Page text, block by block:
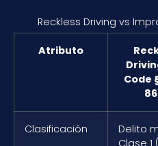
Reckless Driving vs
Atributo
Code
Clasificación
Delito
Clase 1